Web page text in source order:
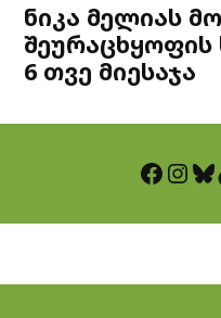
ნიკა მელიას
შეურაცხყოფის
6 თვე მიესაჯა
Facebook InstagramBluesky